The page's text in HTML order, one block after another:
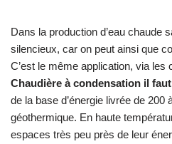
Dans la production d’eau chaude
silencieux, car on peut ainsi que
C’est le même application, via les
Chaudière à condensation il faut
de la base d’énergie livrée de
géothermique. En haute
espaces très peu près de leur